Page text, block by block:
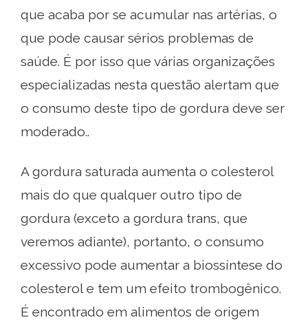
que acaba por se acumular nas artérias, o
que pode causar sérios problemas de
saúde. É por isso que várias organizações
especializadas nesta questão alertam que
o consumo deste tipo de gordura deve ser
moderado..
A gordura saturada aumenta o colesterol
mais do que qualquer outro tipo de
gordura (exceto a gordura trans, que
veremos adiante), portanto, o consumo
excessivo pode aumentar a biossíntese do
colesterol e tem um efeito trombogênico.
É encontrado em alimentos de origem